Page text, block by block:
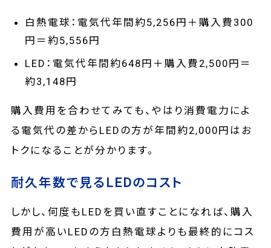
白熱電球：電気代年間約5,256円＋購入費300
円＝約5,556円
LED：電気代年間約648円＋購入費2,500円＝
約3,148円
購入費用を合わせてみても、やはり消費電力によ
る電気代の差からLEDの方が年間約2,000円はお
トクになることが分かります。
耐久年数で見るLEDのコスト
しかし、何度もLEDを買い直すことになれば、購入
費用が高いLEDの方白熱電球よりも最終的にコス